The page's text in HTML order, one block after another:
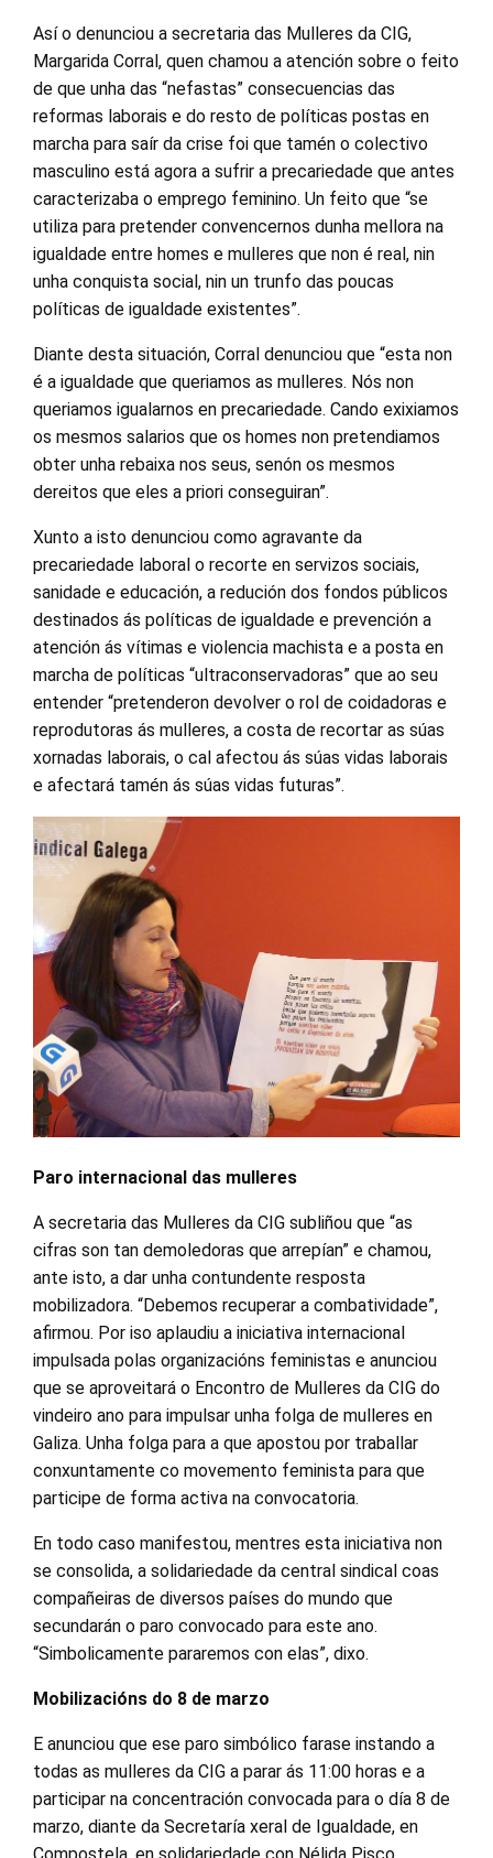
Así o denunciou a secretaria das Mulleres da CIG,
Margarida Corral, quen chamou a atención sobre o feito
de que unha das “nefastas” consecuencias das
reformas laborais e do resto de políticas postas en
marcha para saír da crise foi que tamén o colectivo
masculino está agora a sufrir a precariedade que antes
caracterizaba o emprego feminino. Un feito que “se
utiliza para pretender convencernos dunha mellora na
igualdade entre homes e mulleres que non é real, nin
unha conquista social, nin un trunfo das poucas
políticas de igualdade existentes”.
Diante desta situación, Corral denunciou que “esta non
é a igualdade que queriamos as mulleres. Nós non
queriamos igualarnos en precariedade. Cando exixiamos
os mesmos salarios que os homes non pretendiamos
obter unha rebaixa nos seus, senón os mesmos
dereitos que eles a priori conseguiran”.
Xunto a isto denunciou como agravante da
precariedade laboral o recorte en servizos sociais,
sanidade e educación, a redución dos fondos públicos
destinados ás políticas de igualdade e prevención a
atención ás vítimas e violencia machista e a posta en
marcha de políticas “ultraconservadoras” que ao seu
entender “pretenderon devolver o rol de coidadoras e
reprodutoras ás mulleres, a costa de recortar as súas
xornadas laborais, o cal afectou ás súas vidas laborais
e afectará tamén ás súas vidas futuras”.
Paro internacional das mulleres
A secretaria das Mulleres da CIG subliñou que “as
cifras son tan demoledoras que arrepían” e chamou,
ante isto, a dar unha contundente resposta
mobilizadora. “Debemos recuperar a combatividade”,
afirmou. Por iso aplaudiu a iniciativa internacional
impulsada polas organizacións feministas e anunciou
que se aproveitará o Encontro de Mulleres da CIG do
vindeiro ano para impulsar unha folga de mulleres en
Galiza. Unha folga para a que apostou por traballar
conxuntamente co movemento feminista para que
participe de forma activa na convocatoria.
En todo caso manifestou, mentres esta iniciativa non
se consolida, a solidariedade da central sindical coas
compañeiras de diversos países do mundo que
secundarán o paro convocado para este ano.
“Simbolicamente pararemos con elas”, dixo.
Mobilizacións do 8 de marzo
E anunciou que ese paro simbólico farase instando a
todas as mulleres da CIG a parar ás 11:00 horas e a
participar na concentración convocada para o día 8 de
marzo, diante da Secretaría xeral de Igualdade, en